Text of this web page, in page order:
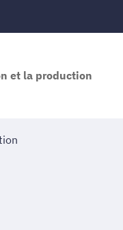
et la production